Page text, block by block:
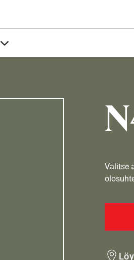
Valitse